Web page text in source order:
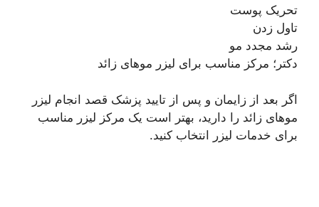
تحریک پوست
تاول زدن
رشد مجدد مو
دکتر؛ مرکز مناسب برای لیزر موهای زائد
اگر بعد از زایمان و پس از تایید پزشک قصد انجام لیزر
موهای زائد را دارید، بهتر است یک مرکز لیزر مناسب
برای خدمات لیزر انتخاب کنید.